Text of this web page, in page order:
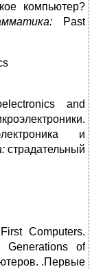
компьютер?
Past
and
и
страдательный
Computers.
Generations of
.Первые